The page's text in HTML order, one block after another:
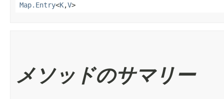
Map.Entry<K,V>
メソッドのサマリー